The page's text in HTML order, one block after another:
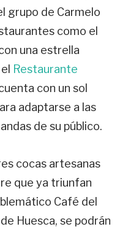
grupo de Carmelo
como el
una estrella
Restaurante
con un sol
adaptarse a las
de su público.
cocas artesanas
que ya triunfan
Café del
Huesca, se podrán